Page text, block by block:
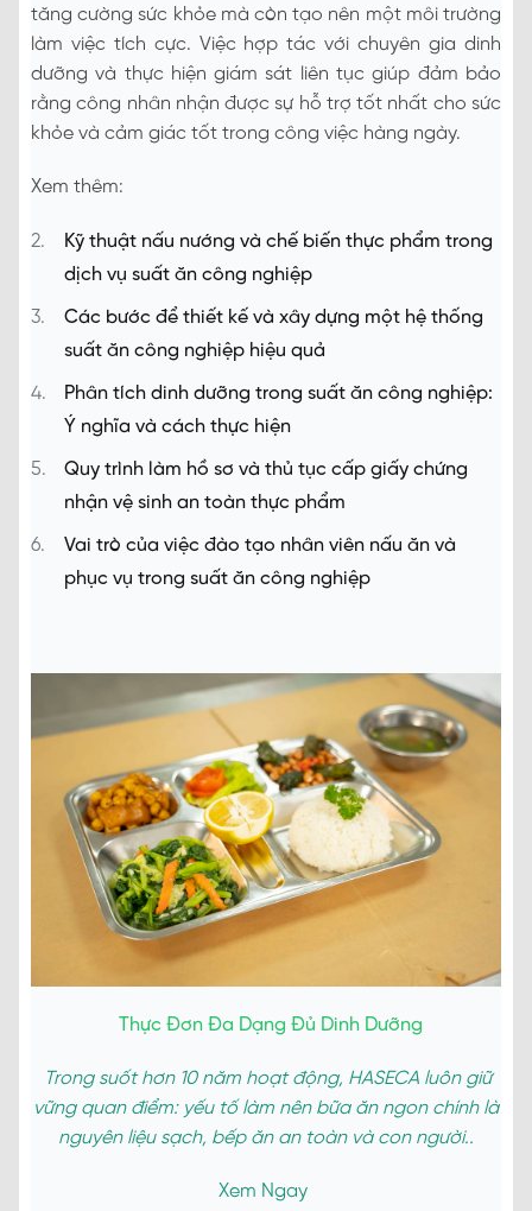
tăng cường sức khỏe mà còn tạo nên một môi trường
làm việc tích cực. Việc hợp tác với chuyên gia dinh
dưỡng và thực hiện giám sát liên tục giúp đảm bảo
rằng công nhân nhận được sự hỗ trợ tốt nhất cho sức
khỏe và cảm giác tốt trong công việc hàng ngày.
Xem thêm:
Kỹ thuật nấu nướng và chế biến thực phẩm trong
dịch vụ suất ăn công nghiệp
Các bước để thiết kế và xây dựng một hệ thống
suất ăn công nghiệp hiệu quả
Phân tích dinh dưỡng trong suất ăn công nghiệp:
Ý nghĩa và cách thực hiện
Quy trình làm hồ sơ và thủ tục cấp giấy chứng
nhận vệ sinh an toàn thực phẩm
Vai trò của việc đào tạo nhân viên nấu ăn và
phục vụ trong suất ăn công nghiệp
Thực Đơn Đa Dạng Đủ Dinh Dưỡng
Trong suốt hơn 10 năm hoạt động, HASECA luôn giữ
vững quan điểm: yếu tố làm nên bữa ăn ngon chính là
nguyên liệu sạch, bếp ăn an toàn và con người..
Xem Ngay